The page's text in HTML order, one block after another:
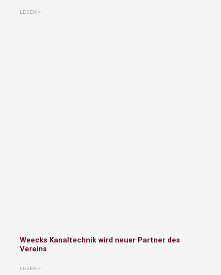
LESEN »
Weecks Kanaltechnik wird neuer Partner des
Vereins
LESEN »